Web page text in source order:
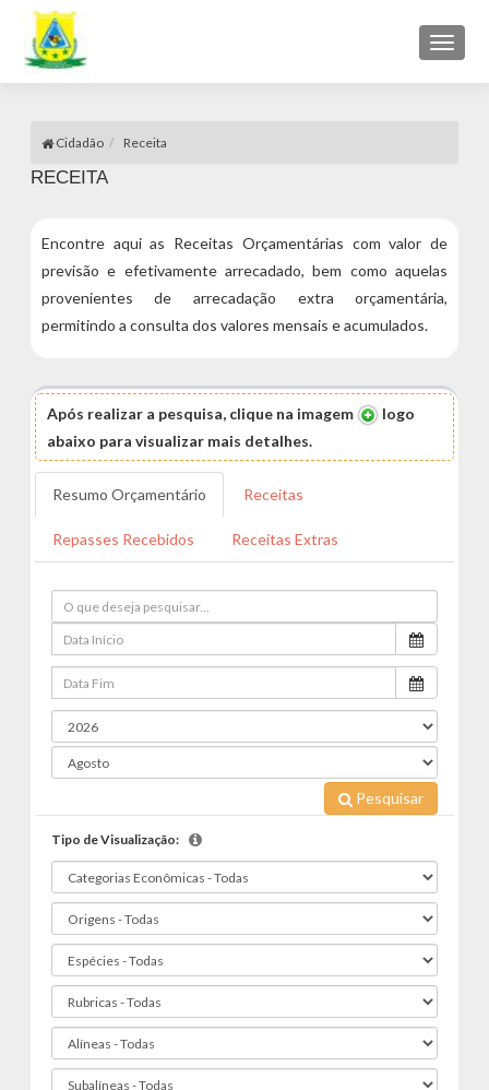
Toggle
Cidadão Receita
RECEITA
Encontre aqui as Receitas Orçamentárias com valor de
previsão e efetivamente arrecadado, bem como aquelas
provenientes de arrecadação extra orçamentária,
permitindo a consulta dos valores mensais e acumulados.
Após realizar a pesquisa, clique na imagem
logo
abaixo para visualizar mais detalhes.
Resumo Orçamentário Receitas
Repasses Recebidos Receitas Extras
Pesquisar
Tipo de Visualização: